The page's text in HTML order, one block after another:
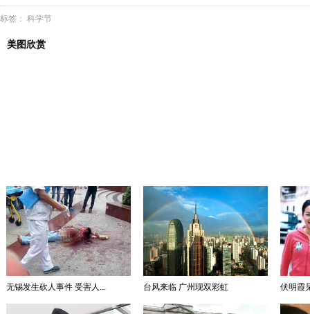
标签： 科学节
美图欣赏
无锡发生砍人事件 受害人... 台风来临 广州现双彩虹 伏明霞